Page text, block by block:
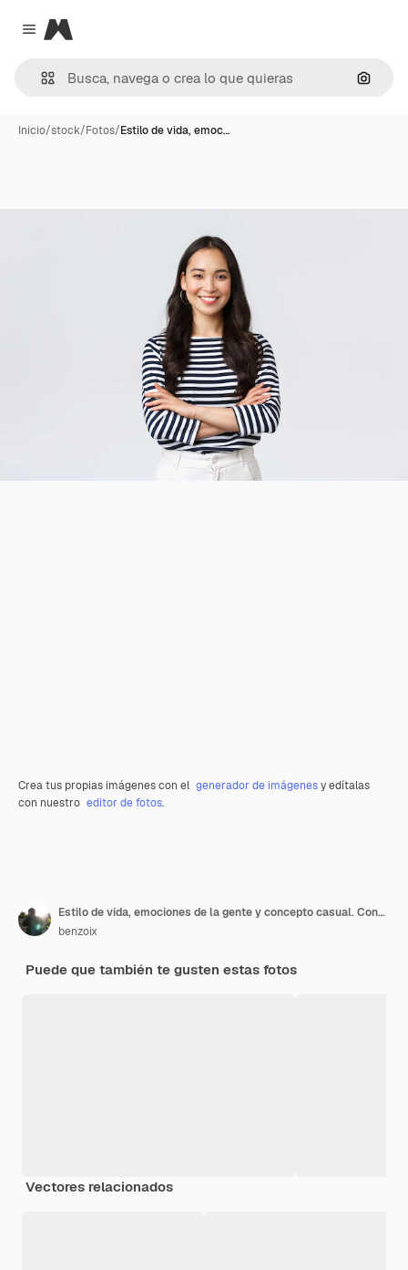
Close menu
Magnific
Inicio/stock/Fotos/Estilo de vida, emoc…
Crea tus propias imágenes con el generador de imágenesy edítalas
con nuestro editor de fotos.
Estilo de vida, emociones de la gente y concepto casual. Confiado agradable sonriente mujer asiática con brazos cruzados en el pecho seguro, listo para ayudar, escuchando a los compañeros de trabajo, participando en la conversación
benzoix
Puede que también te gusten estas fotos
Vectores relacionados